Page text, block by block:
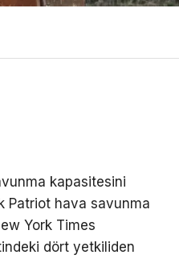
kapasitesini
Patriot hava savunma
York Times
dört yetkiliden